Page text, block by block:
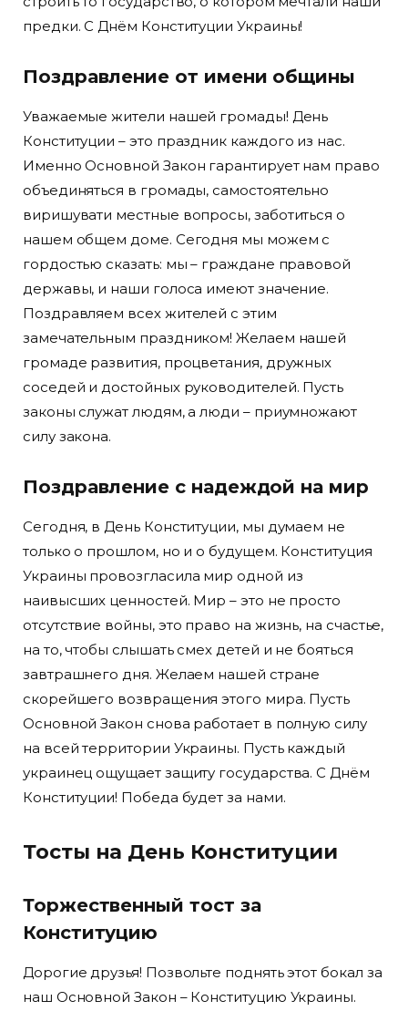
предки. С Днём Конституции Украины!
Поздравление от имени общины
Уважаемые жители нашей громады! День
Конституции – это праздник каждого из нас.
Именно Основной Закон гарантирует нам право
объединяться в громады, самостоятельно
виришувати местные вопросы, заботиться о
нашем общем доме. Сегодня мы можем с
гордостью сказать: мы – граждане правовой
державы, и наши голоса имеют значение.
Поздравляем всех жителей с этим
замечательным праздником! Желаем нашей
громаде развития, процветания, дружных
соседей и достойных руководителей. Пусть
законы служат людям, а люди – приумножают
силу закона.
Поздравление с надеждой на мир
Сегодня, в День Конституции, мы думаем не
только о прошлом, но и о будущем. Конституция
Украины провозгласила мир одной из
наивысших ценностей. Мир – это не просто
отсутствие войны, это право на жизнь, на счастье,
на то, чтобы слышать смех детей и не бояться
завтрашнего дня. Желаем нашей стране
скорейшего возвращения этого мира. Пусть
Основной Закон снова работает в полную силу
на всей территории Украины. Пусть каждый
украинец ощущает защиту государства. С Днём
Конституции! Победа будет за нами.
Тосты на День Конституции
Торжественный тост за
Конституцию
Дорогие друзья! Позвольте поднять этот бокал за
наш Основной Закон – Конституцию Украины.